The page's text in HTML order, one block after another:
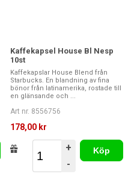
Kaffekapsel House Bl Nesp
10st
Kaffekapslar House Blend från
Starbucks. En blandning av fina
bönor från latinamerika, rostade till
en glänsande och ...
Art nr. 8556756
178,00 kr
+
-
Köp